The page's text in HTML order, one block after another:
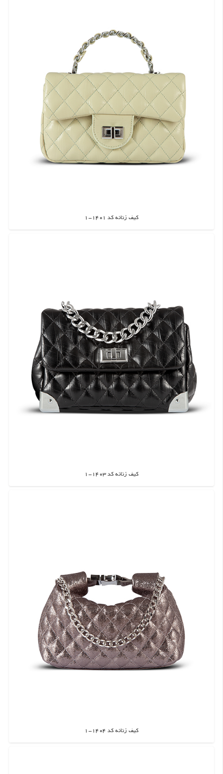
کیف زنانه کد 1401-1
اطلاعات بیشتر
کیف زنانه کد 1403-1
اطلاعات بیشتر
کیف زنانه کد 1404-1
اطلاعات بیشتر